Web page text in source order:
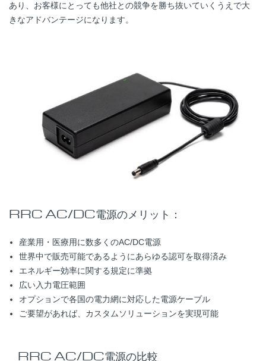
あり、お客様にとっても他社との競争を勝ち抜いていくうえで大
きなアドバンテージになります。
RRC AC/DC電源のメリット：
産業用・医療用に数多くのAC/DC電源
世界中で販売可能であるようにあらゆる認可を取得済み
エネルギー効率に関する規定に準拠
広い入力電圧範囲
オプションで各国の電力網に対応した電源ケーブル
ご要望があれば、カスタムソリューションを実現可能
RRC AC/DC電源の比較